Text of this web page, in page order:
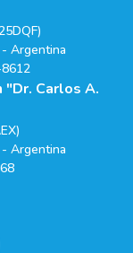
Argentina
"Dr. Carlos A.
Argentina